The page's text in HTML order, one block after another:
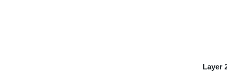
Layer